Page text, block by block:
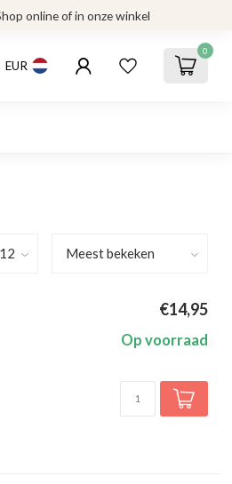
online of in onze winkel
EUR
0
€14,95
Op voorraad